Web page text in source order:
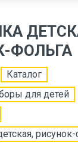
ФОЛЬГА
Каталог
для детей